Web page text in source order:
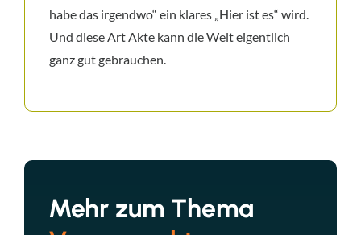
habe das irgendwo“ ein klares „Hier ist es“ wird.
Und diese Art Akte kann die Welt eigentlich
ganz gut gebrauchen.
Mehr zum Thema